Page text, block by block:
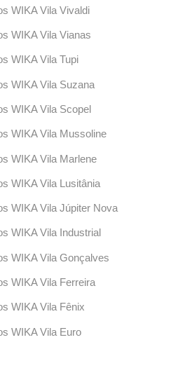
WIKA Vila Vivaldi
WIKA Vila Vianas
WIKA Vila Tupi
WIKA Vila Suzana
WIKA Vila Scopel
WIKA Vila Mussoline
WIKA Vila Marlene
WIKA Vila Lusitânia
WIKA Vila Júpiter Nova
WIKA Vila Industrial
WIKA Vila Gonçalves
WIKA Vila Ferreira
WIKA Vila Fênix
WIKA Vila Euro